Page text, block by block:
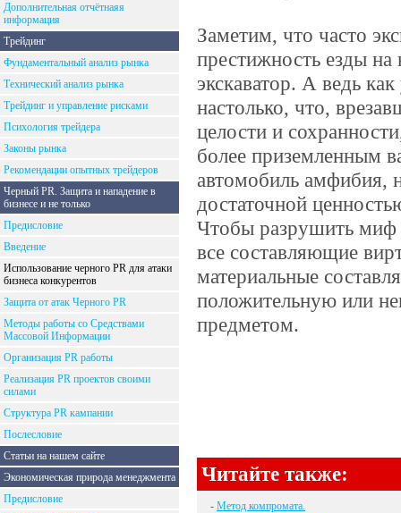
Дополнительная отчётнаяя
информация
Трейдинг
Фундаментальный анализ рынка
Технический анализ рынка
Трейдинг и управление рисками
Психология трейдера
Законы рынка
Рекомендации опытных трейдеров
Черный PR. Защита и нападение в
бизнесе и не только
Предисловие
Введение
Использование черного PR для атаки
бизнеса конкурентов
Защита от атак Черного PR
Методы работы со Средствами
Массовой Информации
Организация PR работы
Реализация PR проектов своими
силами
Структура PR кампании
Послесловие
Статьи на нашем сайте
Экономическая природа менеджмента
Предисловие
Заметим, что часто
престижность езды на
экскаватор. А ведь
настолько, что,
целости и
более приземленным
автомобиль амфибия,
достаточной
Чтобы разрушить миф
все составляющие
материальные
положительную или
предметом.
Читайте также:
- Метод компромата.